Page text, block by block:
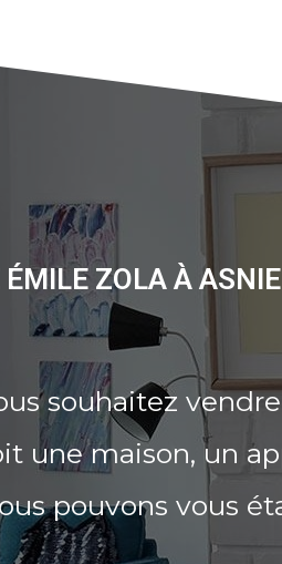
ZOLA À
souhaitez
une maison, un
pouvons vous